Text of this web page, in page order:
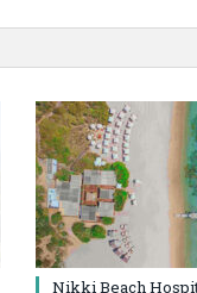
Nikki Beach